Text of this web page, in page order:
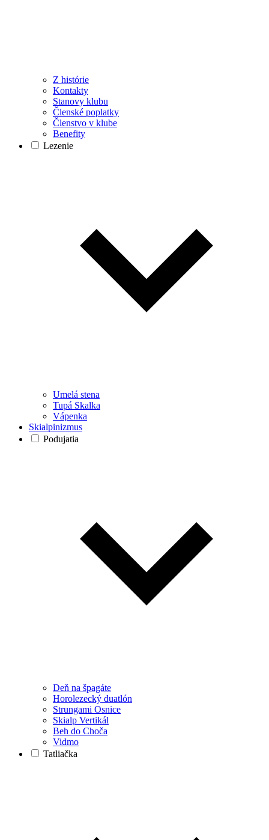
Z histórie
Kontakty
Stanovy klubu
Členské poplatky
Členstvo v klube
Benefity
Lezenie
Umelá stena
Tupá Skalka
Vápenka
Skialpinizmus
Podujatia
Deň na špagáte
Horolezecký duatlón
Strungami Osnice
Skialp Vertikál
Beh do Choča
Vidmo
Tatliačka